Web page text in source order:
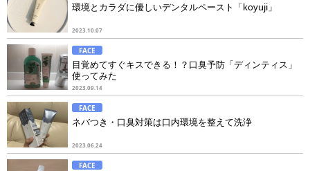
環境とカラダに優しいデンタルペースト「koyuji」
2023.10.07
FACE
目覚めてすぐキスできる！？口臭予防「ディンティス」
使ってみた
2023.09.14
FACE
ネバつき・口臭対策は口内環境を整えて洗浄
2023.06.24
FACE